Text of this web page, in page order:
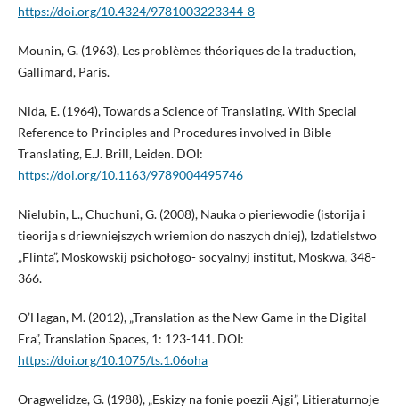
https://doi.org/10.4324/9781003223344-8
Mounin, G. (1963), Les problèmes théoriques de la traduction,
Gallimard, Paris.
Nida, E. (1964), Towards a Science of Translating. With Special
Reference to Principles and Procedures involved in Bible
Translating, E.J. Brill, Leiden. DOI:
https://doi.org/10.1163/9789004495746
Nielubin, L., Chuchuni, G. (2008), Nauka o pieriewodie (istorija i
tieorija s driewniejszych wriemion do naszych dniej), Izdatielstwo
„Flinta”, Moskowskij psichołogo- socyalnyj institut, Moskwa, 348-
366.
O’Hagan, M. (2012), „Translation as the New Game in the Digital
Era”, Translation Spaces, 1: 123-141. DOI:
https://doi.org/10.1075/ts.1.06oha
Oragwelidze, G. (1988), „Eskizy na fonie poezii Ajgi”, Litieraturnoje